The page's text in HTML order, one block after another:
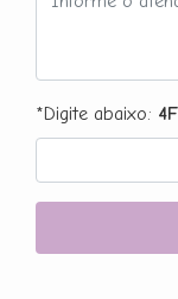
*Digite abaixo: